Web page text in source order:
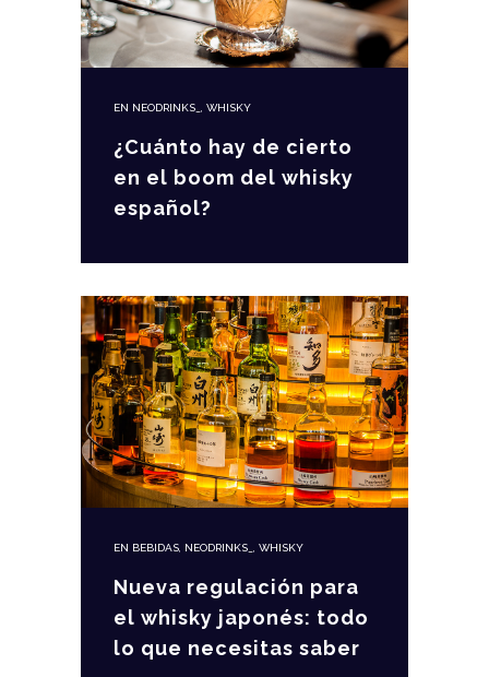
EN NEODRINKS_ WHISKY
¿Cuánto hay de cierto
en el boom del whisky
español?
EN BEBIDAS NEODRINKS_ WHISKY
Nueva regulación para
el whisky japonés: todo
lo que necesitas saber